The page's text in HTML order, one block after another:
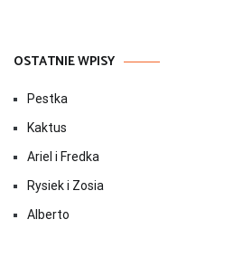
OSTATNIE WPISY
Pestka
Kaktus
Ariel i Fredka
Rysiek i Zosia
Alberto